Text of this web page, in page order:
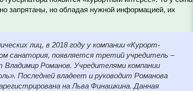
запрятаны, но обладая нужной информацией, их
лиц, в 2018 году у компании «Курорт-
санатория, появляется третий учредитель –
Романов. Учредителями компании
Последней владеет и руководит Романова
на Льва Финашкина. Данная